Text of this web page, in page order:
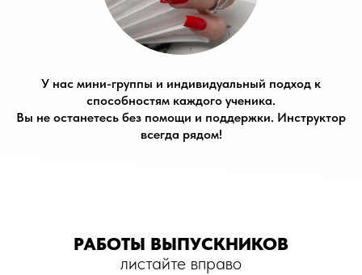
У нас мини-группы и индивидуальный подход к
способностям каждого ученика.
Вы не останетесь без помощи и поддержки. Инструктор
всегда рядом!
РАБОТЫ ВЫПУСКНИКОВ
листайте вправо